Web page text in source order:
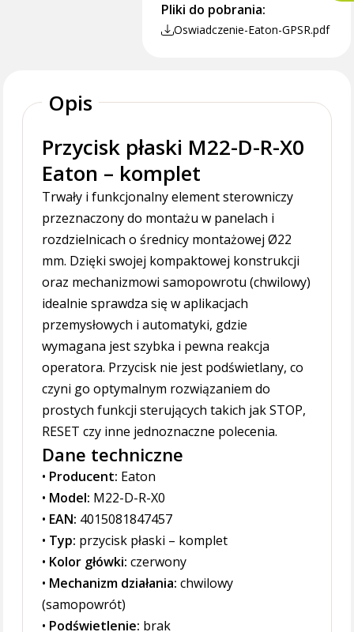
Pliki do pobrania:
Oswiadczenie-Eaton-GPSR.pdf
Opis
Przycisk płaski M22-D-R-X0
Eaton – komplet
Trwały i funkcjonalny element sterowniczy
przeznaczony do montażu w panelach i
rozdzielnicach o średnicy montażowej Ø22
mm. Dzięki swojej kompaktowej konstrukcji
oraz mechanizmowi samopowrotu (chwilowy)
idealnie sprawdza się w aplikacjach
przemysłowych i automatyki, gdzie
wymagana jest szybka i pewna reakcja
operatora. Przycisk nie jest podświetlany, co
czyni go optymalnym rozwiązaniem do
prostych funkcji sterujących takich jak STOP,
RESET czy inne jednoznaczne polecenia.
Dane techniczne
• Producent: Eaton
• Model: M22-D-R-X0
• EAN: 4015081847457
• Typ: przycisk płaski – komplet
• Kolor główki: czerwony
• Mechanizm działania: chwilowy
(samopowrót)
• Podświetlenie: brak